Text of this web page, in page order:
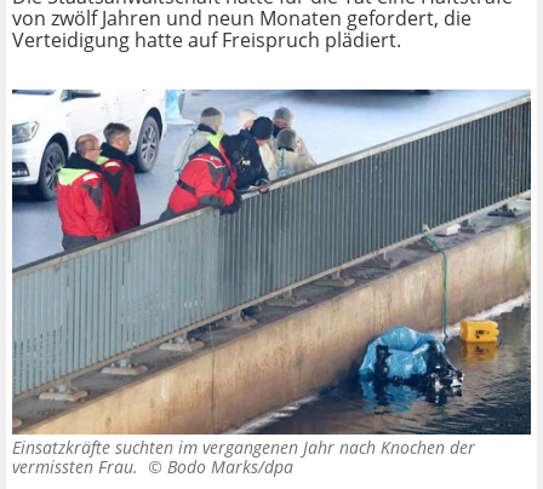
von zwölf Jahren und neun Monaten gefordert, die
Verteidigung hatte auf Freispruch plädiert.
Einsatzkräfte suchten im vergangenen Jahr nach Knochen der
vermissten Frau. © Bodo Marks/dpa